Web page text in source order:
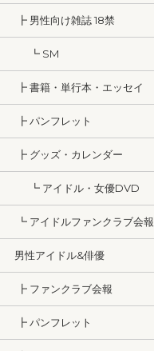
┣ 男性向け雑誌 18禁
┗ SM
┣ 書籍・単行本・エッセイ
┣ パンフレット
┣ グッズ・カレンダー
┗ アイドル・女優DVD
┗ アイドルファンクラブ会報
男性アイドル&俳優
┣ ファンクラブ会報
┣ パンフレット